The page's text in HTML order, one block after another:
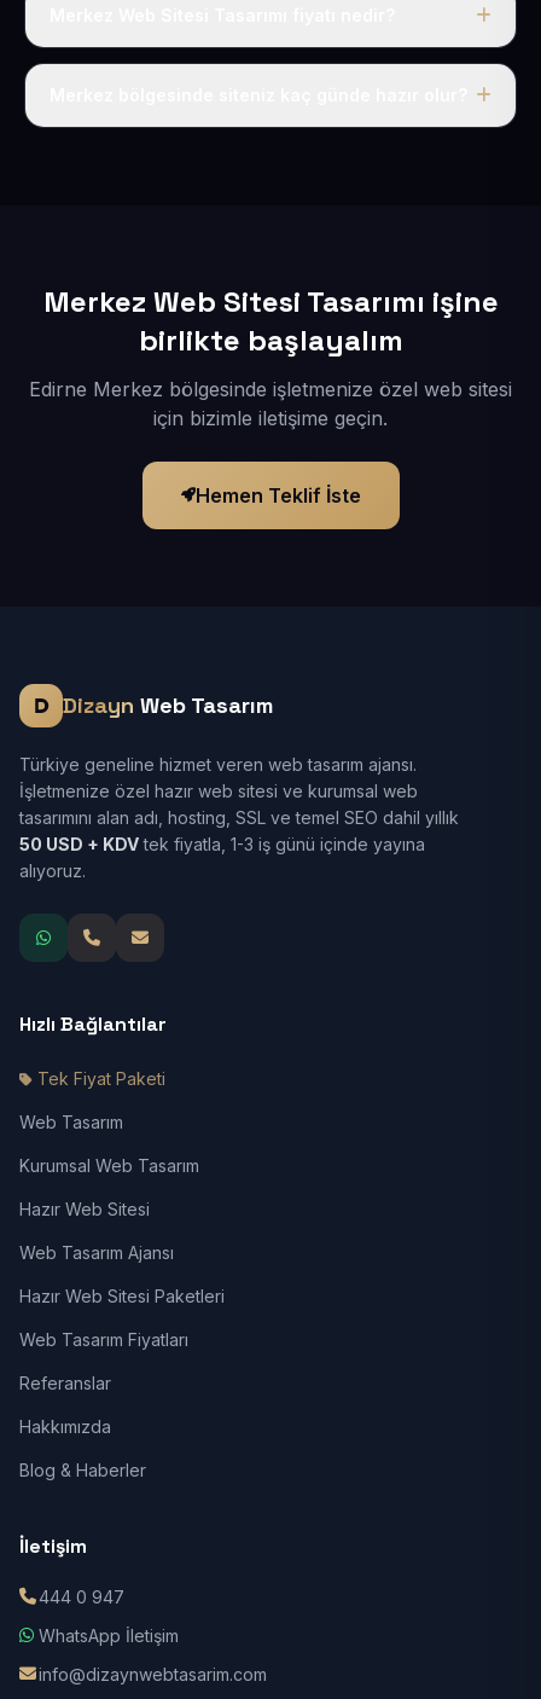
Tek fiyat uygulanır: yıllık 50 USD + KDV. Bu bedele alan
Merkez Web Sitesi Tasarımı işine
birlikte başlayalım
Edirne Merkez bölgesinde işletmenize özel web sitesi
için bizimle iletişime geçin.
Hemen Teklif İste
Dizayn Web Tasarım
Türkiye geneline hizmet veren web tasarım ajansı.
İşletmenize özel hazır web sitesi ve kurumsal web
tasarımını alan adı, hosting, SSL ve temel SEO dahil yıllık
50 USD + KDVtek fiyatla, 1-3 iş günü içinde yayına
alıyoruz.
Hızlı Bağlantılar
Tek Fiyat Paketi
Web Tasarım
Kurumsal Web Tasarım
Hazır Web Sitesi
Web Tasarım Ajansı
Hazır Web Sitesi Paketleri
Web Tasarım Fiyatları
Referanslar
Hakkımızda
Blog & Haberler
İletişim
444 0 947
WhatsApp İletişim
info@dizaynwebtasarim.com